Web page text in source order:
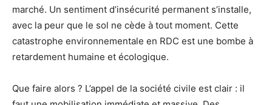
marché. Un sentiment d’insécurité permanent s’installe,
avec la peur que le sol ne cède à tout moment. Cette
catastrophe environnementale en RDC est une bombe à
retardement humaine et écologique.
Que faire alors ? L’appel de la société civile est clair : il